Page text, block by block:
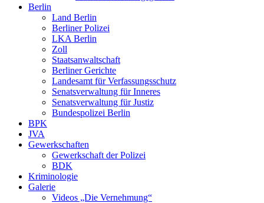
Berlin
Land Berlin
Berliner Polizei
LKA Berlin
Zoll
Staatsanwaltschaft
Berliner Gerichte
Landesamt für Verfassungsschutz
Senatsverwaltung für Inneres
Senatsverwaltung für Justiz
Bundespolizei Berlin
BPK
JVA
Gewerkschaften
Gewerkschaft der Polizei
BDK
Kriminologie
Galerie
Videos „Die Vernehmung“